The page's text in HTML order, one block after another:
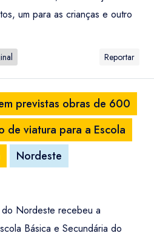
um para as crianças e outro
Reportar
previstas obras de 600
de viatura para a Escola
Nordeste
Nordeste recebeu a
Básica e Secundária do